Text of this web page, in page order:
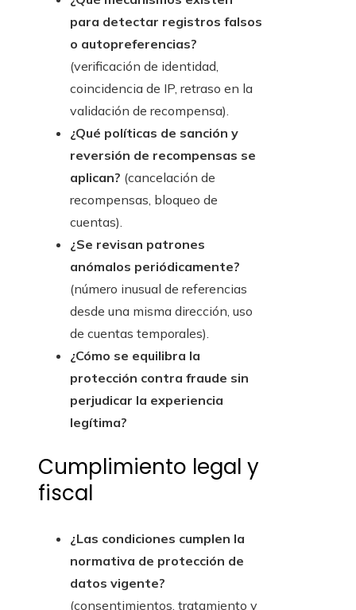
para detectar registros falsos
o autopreferencias?
(verificación de identidad,
coincidencia de IP, retraso en la
validación de recompensa).
¿Qué políticas de sanción y
reversión de recompensas se
aplican? (cancelación de
recompensas, bloqueo de
cuentas).
¿Se revisan patrones
anómalos periódicamente?
(número inusual de referencias
desde una misma dirección, uso
de cuentas temporales).
¿Cómo se equilibra la
protección contra fraude sin
perjudicar la experiencia
legítima?
Cumplimiento legal y
fiscal
¿Las condiciones cumplen la
normativa de protección de
datos vigente?
(consentimientos, tratamiento y